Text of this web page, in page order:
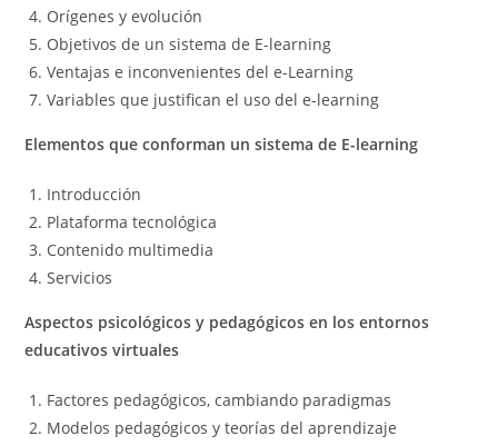
Orígenes y evolución
Objetivos de un sistema de E-learning
Ventajas e inconvenientes del e-Learning
Variables que justifican el uso del e-learning
Elementos que conforman un sistema de E-learning
Introducción
Plataforma tecnológica
Contenido multimedia
Servicios
Aspectos psicológicos y pedagógicos en los entornos
educativos virtuales
Factores pedagógicos, cambiando paradigmas
Modelos pedagógicos y teorías del aprendizaje